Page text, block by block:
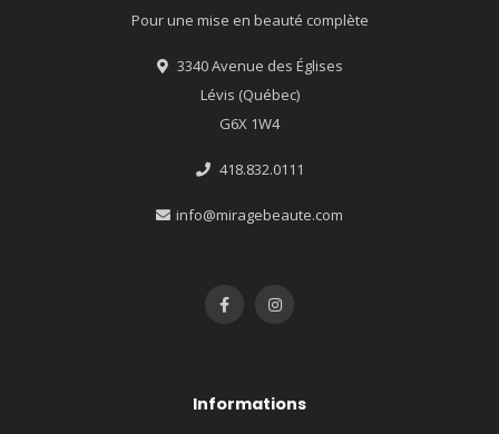
Pour une mise en beauté complète
3340 Avenue des Églises
Lévis (Québec)
G6X 1W4
418.832.0111
info@miragebeaute.com
Informations